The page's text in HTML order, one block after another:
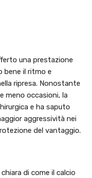
una prestazione
il ritmo e
ripresa. Nonostante
meno occasioni, la
e ha saputo
aggressività nei
del vantaggio.
di come il calcio